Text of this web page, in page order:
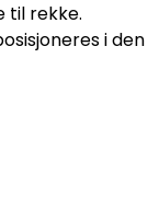
til rekke.
i den